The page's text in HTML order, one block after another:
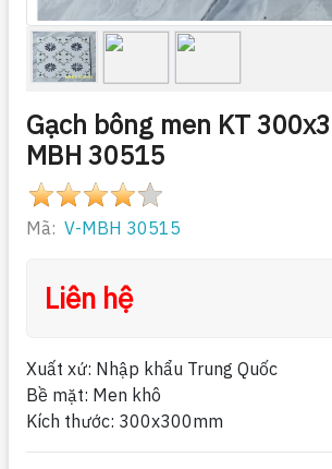
Gạch bông men KT
MBH 30515
Mã: V-MBH 30515
Liên hệ
Xuất xứ: Nhập khẩu Trung Quốc
Bề mặt: Men khô
Kích thước: 300x300mm